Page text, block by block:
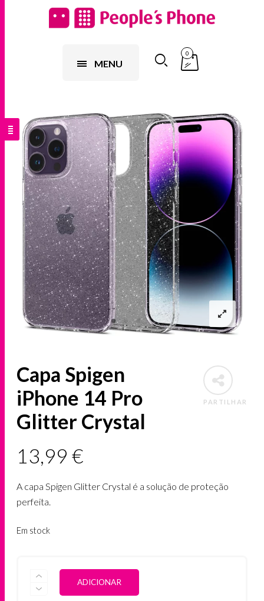
MENU
0
PARTILHAR
Capa Spigen
iPhone 14 Pro
Glitter Crystal
13,99€
A capa Spigen Glitter Crystal é a solução de proteção
perfeita.
Em stock
QUANTIDADE
ADICIONAR